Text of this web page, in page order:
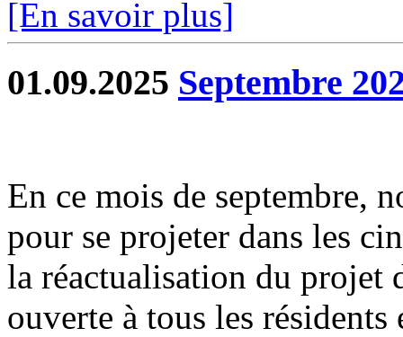
[En savoir plus]
01.09.2025 Septembre
En ce mois de septembre,
pour se projeter dans les
la réactualisation du projet
ouverte à tous les résidents